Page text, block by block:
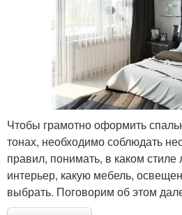
Чтобы грамотно оформить
тонах, необходимо соблюдать
правил, понимать, в каком
интерьер, какую мебель,
выбрать. Поговорим об этом